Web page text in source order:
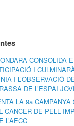
CONSOLIDA
I
I L’OBSERVACIÓ
DE L’ESPAI
LA 9a CAMPANYA
CÀNCER DE PELL
L’AECC